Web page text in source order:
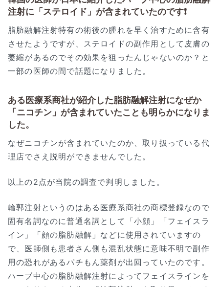
注射に「ステロイド」が含まれていたのです❗
脂肪融解注射特有の術後の腫れを早く治すために含有
させたようですが、ステロイドの副作用として皮膚の
萎縮があるのでその効果を狙ったんじゃないのか？と
一部の医師の間で話題になりました。
ある医療系商社が紹介した脂肪融解注射になぜか
「ニコチン」が含まれていたことも明らかになりま
した。
なぜニコチンが含まれていたのか、取り扱っている代
理店でさえ説明ができませんでした。
以上の2点が当院の調査で判明しました。
輪郭注射というのはある医療系商社の商標登録なので
固有名詞なのに普通名詞として「小顔」「フェイスラ
イン」「顔の脂肪融解」などに使用されていますの
で、医師側も患者さん側も混乱状態に意味不明で副作
用の恐れがあるパチもん薬剤が出回っていたのです。
ハーブ中心の脂肪融解注射によってフェイスラインを